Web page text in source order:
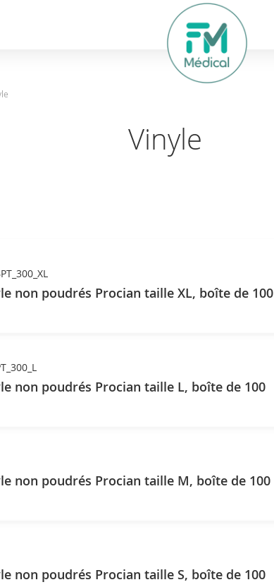
Vinyle
non poudrés Procian taille XL, boîte de 100
non poudrés Procian taille L, boîte de 100
non poudrés Procian taille M, boîte de 100
non poudrés Procian taille S, boîte de 100